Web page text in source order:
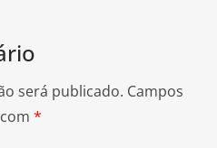
será publicado. Campos
*